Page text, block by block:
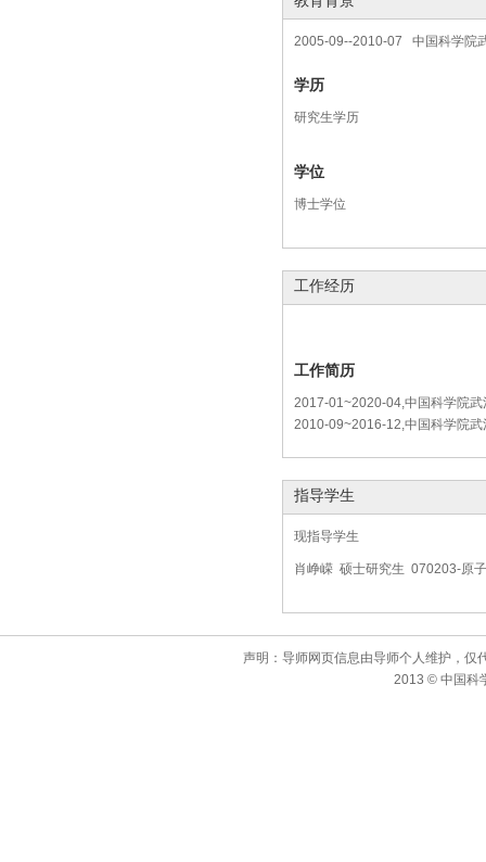
2005-09--2010-07 中国科学院
学历
研究生学历
学位
博士学位
工作经历
工作简历
2017-01~2020-04,中国科学院
2010-09~2016-12,中国科学院
指导学生
现指导学生
肖峥嵘 硕士研究生 070203-原
声明：导师网页信息由导师个人维护，仅
2013 © 中国科